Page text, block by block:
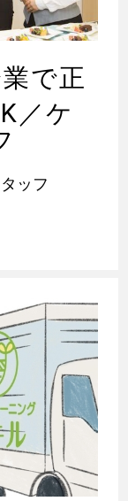
で正
／ケ
ッフ